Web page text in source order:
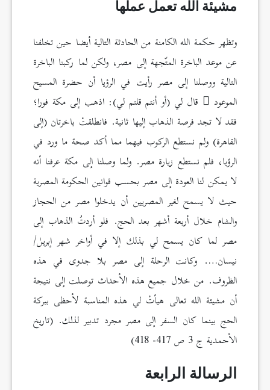
مشيئة الله تعمل عملها
وتظهر حكمة الله الكامنة من الحادثة التالية أيضا حين تخلفنا
عن موعد الباخرة المتّجهة إلى مصر، ولكن لما ركبنا الباخرة
التالية ووصلنا إلى مصر رأيت في الرؤيا أن حضرة المسيح
الموعود
قال لي (أو أنتم قلتم لي): اذهب إلى مكة فورا؛
فقد لا تجد فرصة الذهاب إليها ثانية. فانطلقتْ باخرتان (إلى
القاهرة) ولم نستطع الركوب فيهما مما أكد صحة ما ورد في
الرؤيا، فلم نستطع زيارة مصر. ولما وصلنا إلى مكة عرفنا أنه
لا يمكن لنا العودة إلى مصر بحسب قوانين الحكومة المصرية
حيث لا يسمح لغير المصريين أن يدخلوا مصر من الحجاز
والشام خلال أربعة أشهر بعد الحج. فلو أردتُ الذهاب إلى
مصر لما كان يسمح لي بذلك إلا في أواخر شهر إبريل/
نيسان…. وكانت الرحلة إلى مصر بلا جدوى في هذه
الظروف. من خلال جميع هذه الأحداث توصلت إلى نتيجة
أن مشيئة الله تعالى هيأتْ لي هذه المناسبة لأحظى ببركة
الحج بينما كان السفر إلى مصر مجرد تدبير لذلك. (تاريخ
الأحمدية ج 3 ص 417- 418)
الرسالة الرابعة